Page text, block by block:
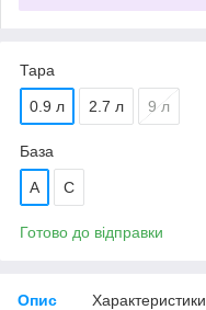
Тара
0.9 л 2.7 л 9 л
База
A С
Готово до відправки
Опис Характеристики